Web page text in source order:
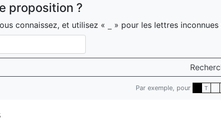
proposition ?
connaissez, et utilisez « » pour les lettres inconnues
Par exemple, pour T